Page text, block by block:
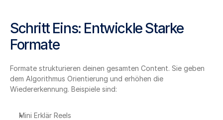
Schritt Eins: Entwickle Starke
Formate
Formate strukturieren deinen gesamten Content. Sie geben
dem Algorithmus Orientierung und erhöhen die
Wiedererkennung. Beispiele sind:
Mini Erklär Reels